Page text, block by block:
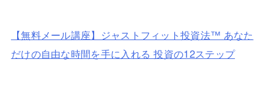
【無料メール講座】ジャストフィット投資法™ あなた
だけの自由な時間を手に入れる 投資の12ステップ